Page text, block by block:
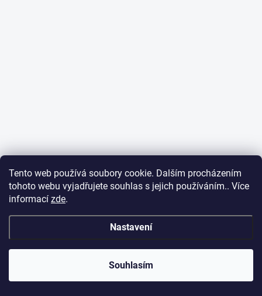
Tento web používá soubory cookie. Dalším procházením
tohoto webu vyjadřujete souhlas s jejich používáním.. Více
informací zde.
Nastavení
Souhlasím